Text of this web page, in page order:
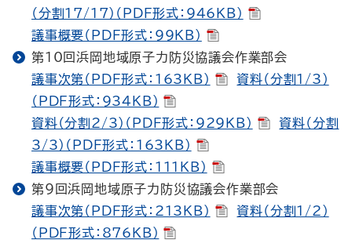
（分割17/17）（PDF形式：946KB）
議事概要（PDF形式：99KB）
第10回浜岡地域原子力防災協議会作業部会
議事次第（PDF形式：163KB）
資料（分割1/3）
（PDF形式：934KB）
資料（分割2/3）（PDF形式：929KB）
資料（分割
3/3）（PDF形式：163KB）
議事概要（PDF形式：111KB）
第９回浜岡地域原子力防災協議会作業部会
議事次第（PDF形式：213KB）
資料（分割1/2）
（PDF形式：876KB）